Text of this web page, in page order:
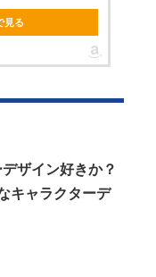
見る
ザイン好きか？
キャラクターデ